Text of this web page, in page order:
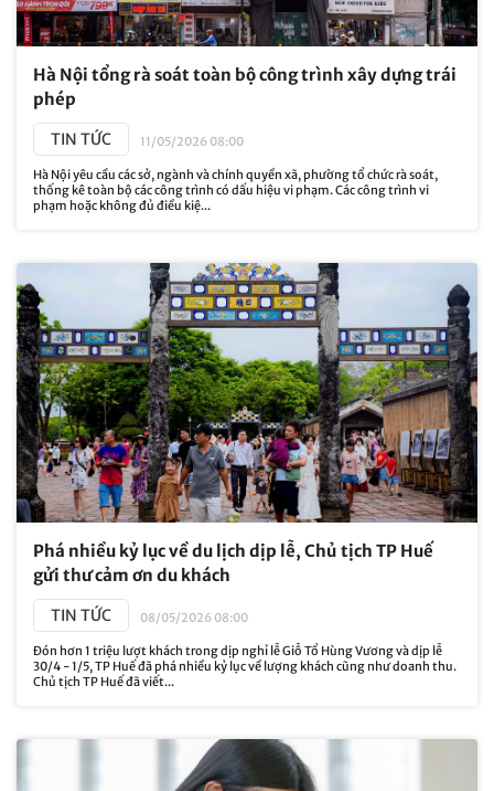
Hà Nội tổng rà soát toàn bộ công trình xây dựng trái
phép
TIN TỨC 11/05/2026 08:00
Hà Nội yêu cầu các sở, ngành và chính quyền xã, phường tổ chức rà soát,
thống kê toàn bộ các công trình có dấu hiệu vi phạm. Các công trình vi
phạm hoặc không đủ điều kiệ...
Phá nhiều kỷ lục về du lịch dịp lễ, Chủ tịch TP Huế
gửi thư cảm ơn du khách
TIN TỨC 08/05/2026 08:00
Đón hơn 1 triệu lượt khách trong dịp nghỉ lễ Giỗ Tổ Hùng Vương và dịp lễ
30/4 - 1/5, TP Huế đã phá nhiều kỷ lục về lượng khách cũng như doanh thu.
Chủ tịch TP Huế đã viết...